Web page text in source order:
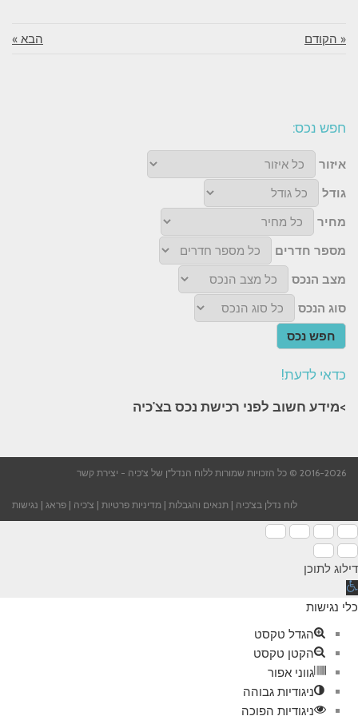
« הקודם הבא »
חפש נכס:
איזור
גודל
מחיר
מספר חדרים
מצב הנכס
סוג הנכס
חפש נכס
כדאי לדעת!
>מידע חשוב לפני רכישת נכס בצ'כיה​
2016-2026 © כל הזכויות שמורות ללוח הנדל"ן של צ'כיה - יצירת קשר
לוח נדלן בצ'כיה | תנאים והגבלות | מדיניות פרטיות | צ'כיה | פראג | נגישות
דילוג לתוכן
פתח
סרגל
כלי נגישות
הגדל טקסט
הקטן טקסט
גווני אפור
ניגודיות גבוהה
ניגודיות הפוכה